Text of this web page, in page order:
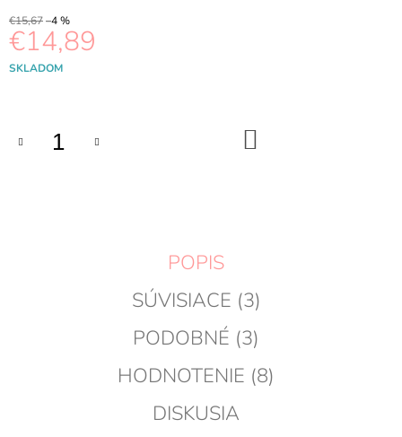
€15,67–4 %
€14,89
Jednotková
SKLADOM
POPIS
SÚVISIACE (3)
PODOBNÉ (3)
HODNOTENIE (8)
DISKUSIA